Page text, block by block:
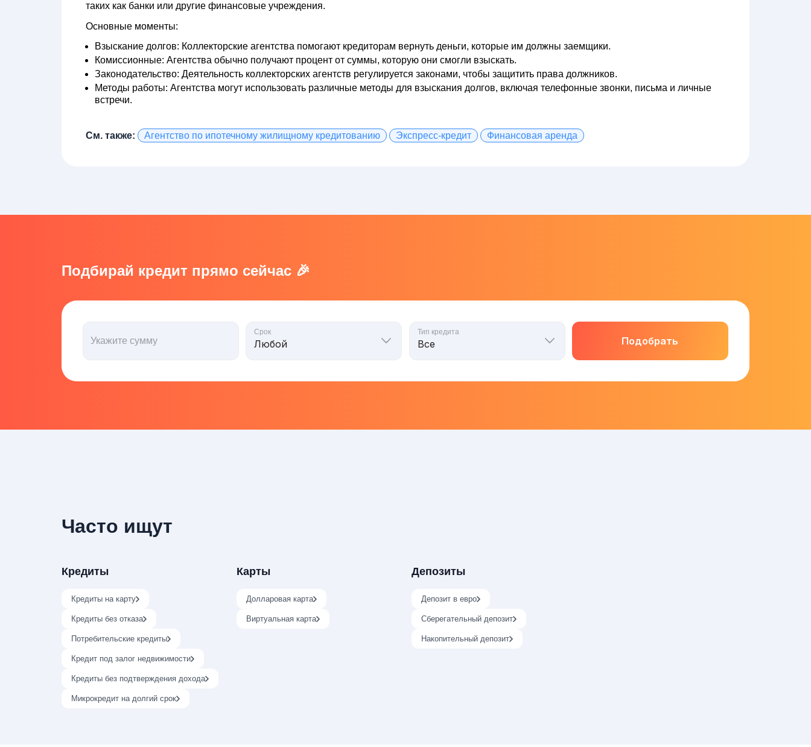
таких как банки или другие финансовые учреждения.
Основные моменты:
Взыскание долгов: Коллекторские агентства помогают кредиторам вернуть деньги, которые им должны заемщики.
Комиссионные: Агентства обычно получают процент от суммы, которую они смогли взыскать.
Законодательство: Деятельность коллекторских агентств регулируется законами, чтобы защитить права должников.
Методы работы: Агентства могут использовать различные методы для взыскания долгов, включая телефонные звонки, письма и личные
встречи.
См. также: Агентство по ипотечному жилищному кредитованию Экспресс-кредит Финансовая аренда
Подбирай кредит прямо сейчас 🎉
Укажите сумму
Срок Тип кредита
Подобрать
Часто ищут
Кредиты
Кредиты на карту
Кредиты без отказа
Потребительские кредиты
Кредит под залог недвижимости
Кредиты без подтверждения дохода
Микрокредит на долгий срок
Карты
Долларовая карта
Виртуальная карта
Депозиты
Депозит в евро
Сберегательный депозит
Накопительный депозит